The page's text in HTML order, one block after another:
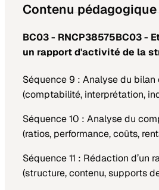
Contenu pédagogique
BC03 - RNCP38575BC03 -
un rapport d'activité de la
Séquence 9 : Analyse du
(comptabilité, interprétation,
Séquence 10 : Analyse du
(ratios, performance, coûts,
Séquence 11 : Rédaction d’un
(structure, contenu, supports